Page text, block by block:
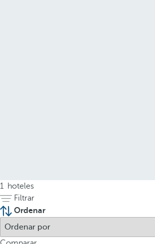
1 hoteles
Filtrar
Ordenar